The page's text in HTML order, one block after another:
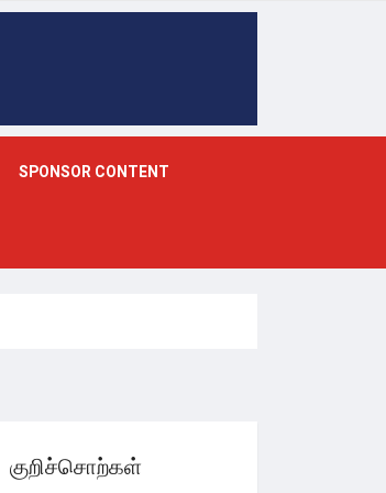
SPONSOR CONTENT
குறிச்சொற்கள்